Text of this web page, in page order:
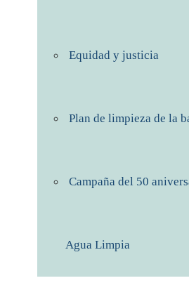
Equidad y justicia
Plan de limpieza de la
Campaña del 50
Agua Limpia